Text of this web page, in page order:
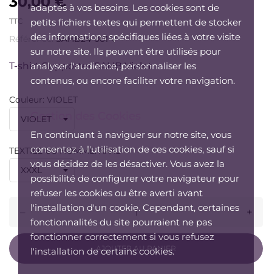
adaptés à vos besoins. Les cookies sont de
petits fichiers textes qui permettent de stocker
des informations spécifiques liées à votre visite
sur notre site. Ils peuvent être utilisés pour
analyser l'audience, personnaliser les
contenus, ou encore faciliter votre navigation.
Gestion des Cookies
En continuant à naviguer sur notre site, vous
consentez à l'utilisation de ces cookies, sauf si
vous décidez de les désactiver. Vous avez la
possibilité de configurer votre navigateur pour
refuser les cookies ou être averti avant
l'installation d'un cookie. Cependant, certaines
fonctionnalités du site pourraient ne pas
fonctionner correctement si vous refusez
l'installation de certains cookies.
TTC
Référence: SAHB24-001 V
T-shirt Supporter SAHB Violet
Couleur: VIOLET
TEXTILE US HOMME: XXXL
– +
AJOUTER AU PANIER